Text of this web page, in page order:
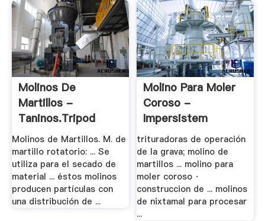
Molinos De
Martillos -
Taninos.tripod
Molinos de Martillos. M. de
martillo rotatorio: ... Se
utiliza para el secado de
material ... éstos molinos
producen partículas con
una distribución de ...
Molino Para Moler
Coroso -
Impersistem
trituradoras de operación
de la grava; molino de
martillos ... molino para
moler coroso ·
construccion de ... molinos
de nixtamal para procesar
...